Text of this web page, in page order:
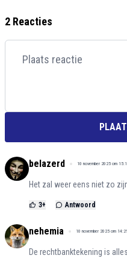
2 Reacties
belazerd 10 november 2025 om
Het zal weer eens niet zo
3+ Antwoord
nehemia 10 november 2025 om
De rechtbanktekening is